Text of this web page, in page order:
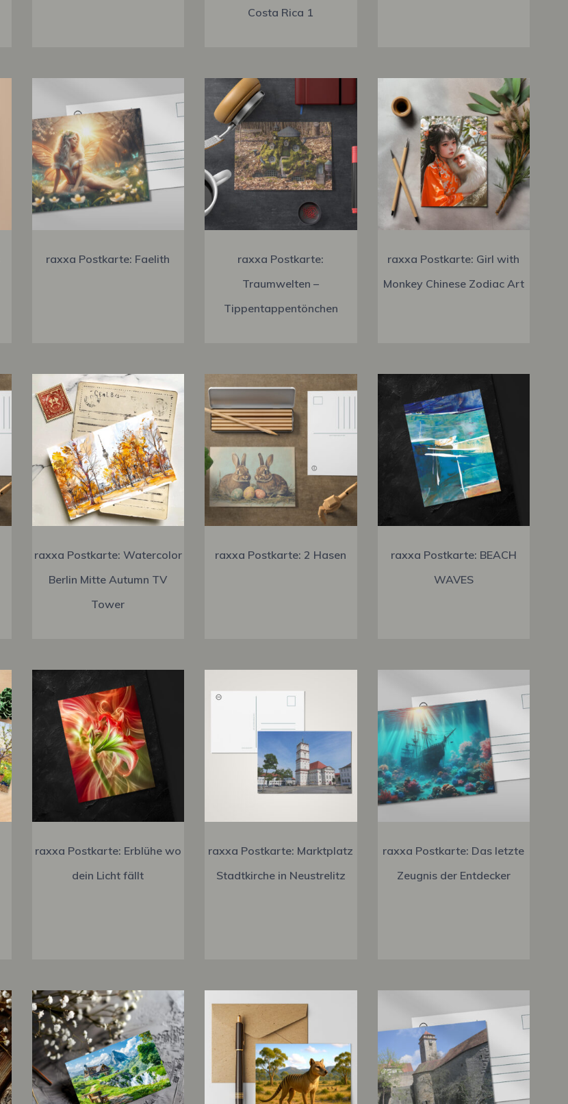
Costa Rica 1
raxxa Postkarte: Faelith
raxxa Postkarte:
Traumwelten –
Tippentappentönchen
raxxa Postkarte: Girl with
Monkey Chinese Zodiac Art
raxxa Postkarte: Watercolor
Berlin Mitte Autumn TV
Tower
raxxa Postkarte: 2 Hasen
raxxa Postkarte: BEACH
WAVES
raxxa Postkarte: Erblühe wo
dein Licht fällt
raxxa Postkarte: Marktplatz
Stadtkirche in Neustrelitz
raxxa Postkarte: Das letzte
Zeugnis der Entdecker